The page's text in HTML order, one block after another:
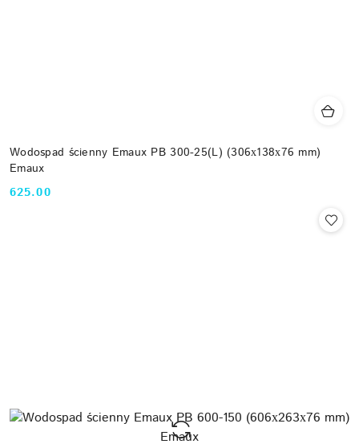
Wodospad ścienny Emaux PB 300-25(L) (306х138х76 mm)
Emaux
Cena:
625.00